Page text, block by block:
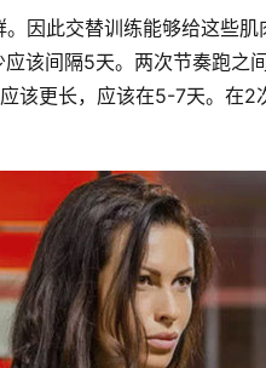
因此交替训练能够给这些
该间隔5天。两次节奏跑之
该更长，应该在5-7天。在2